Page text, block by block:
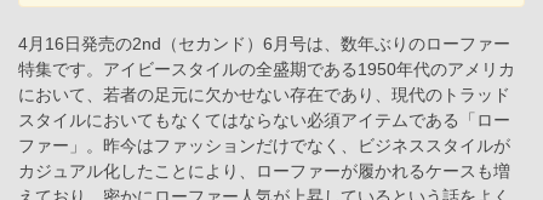
4月16日発売の2nd（セカンド）6月号は、数年ぶりのローファー
特集です。アイビースタイルの全盛期である1950年代のアメリカ
において、若者の足元に欠かせない存在であり、現代のトラッド
スタイルにおいてもなくてはならない必須アイテムである「ロー
ファー」。昨今はファッションだけでなく、ビジネススタイルが
カジュアル化したことにより、ローファーが履かれるケースも増